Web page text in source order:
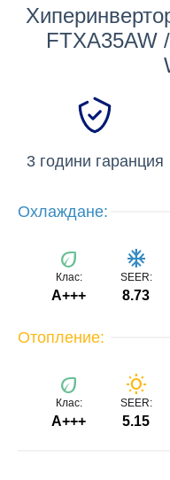
FTXA35AW
3 години гаранция
Охлаждане:
eco
Клас:
A+++
ac_unit
SEER:
8.73
Отопление:
eco
Клас:
A+++
wb_sunny
SEER:
5.15